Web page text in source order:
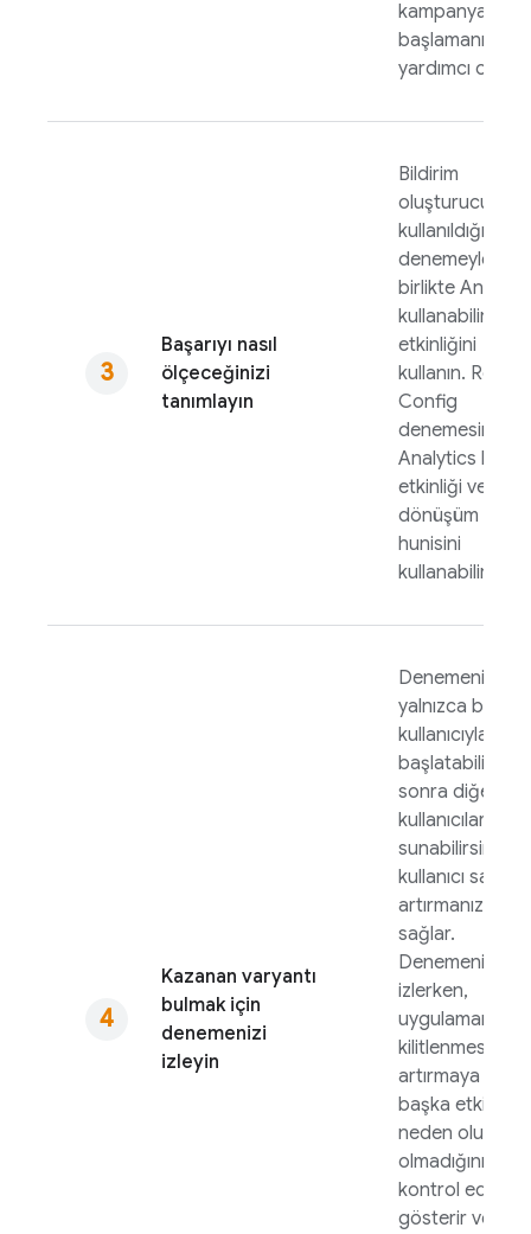
kampanyanıza
başlamanıza
yardımcı olur.
Başarıyı nasıl
ölçeceğinizi
tanımlayın
Bildirim
oluşturucunun
kullanıldığı bir
denemeyle
birlikte
kullanabilirsiniz.
etkinliğini
kullanın.
Config
denemesinde,
Analytics bir
etkinliği veya
dönüşüm
hunisini
kullanabilirsiniz.
Kazanan varyantı
bulmak için
denemenizi
izleyin
Denemenizi
yalnızca birkaç
kullanıcıyla
başlatabilir ve
sonra diğer
kullanıcılara
sunabilirsiniz
kullanıcı sayısını
artırmanızı
sağlar.
Denemenizi
izlerken,
uygulamanızın
kilitlenmesini
artırmaya veya
başka etkilere
neden olup
olmadığını
kontrol eder.
gösterir ve